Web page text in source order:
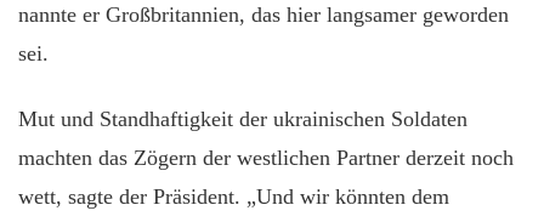
nannte er Großbritannien, das hier langsamer geworden
sei.
Mut und Standhaftigkeit der ukrainischen Soldaten
machten das Zögern der westlichen Partner derzeit noch
wett, sagte der Präsident. „Und wir könnten dem